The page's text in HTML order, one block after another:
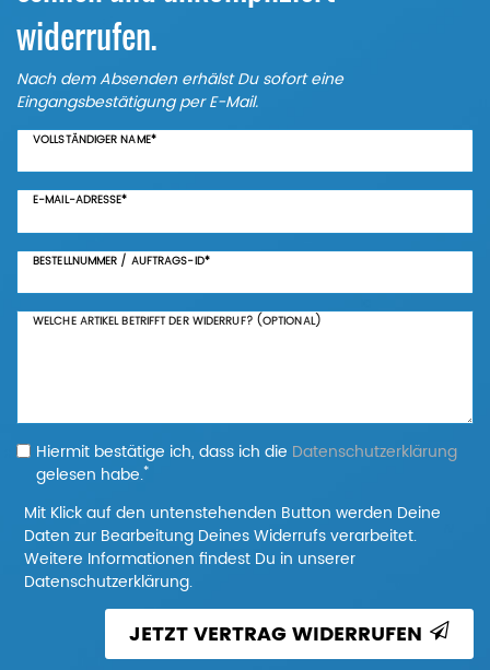
widerrufen.
Nach dem Absenden erhälst Du sofort eine
Eingangsbestätigung per E-Mail.
VOLLSTÄNDIGER NAME*
E-MAIL-ADRESSE*
BESTELLNUMMER / AUFTRAGS-ID*
WELCHE ARTIKEL BETRIFFT DER WIDERRUF? (OPTIONAL)
Hiermit bestätige ich, dass ich die Daten­schutz­erklärung
gelesen habe.*
Mit Klick auf den untenstehenden Button werden Deine
Daten zur Bearbeitung Deines Widerrufs verarbeitet.
Weitere Informationen findest Du in unserer
Datenschutzerklärung.
JETZT VERTRAG WIDERRUFEN